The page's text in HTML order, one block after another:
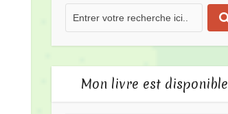
Mon livre est disponible